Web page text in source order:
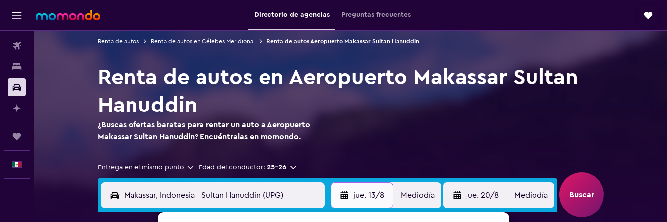
Directorio de agencias Preguntas frecuentes
Renta de autos Renta de autos en Célebes Meridional Renta de autos Aeropuerto Makassar Sultan Hanuddin
Renta de autos en Aeropuerto Makassar Sultan
Hanuddin
¿Buscas ofertas baratas para rentar un auto a Aeropuerto
Makassar Sultan Hanuddin? Encuéntralas en momondo.
Entrega en el mismo punto Edad del conductor: 25-26
jue. 13/8 Mediodía jue. 20/8 Mediodía Buscar